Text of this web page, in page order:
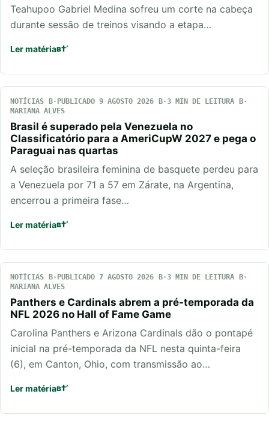
Teahupoo Gabriel Medina sofreu um corte na cabeça
durante sessão de treinos visando a etapa…
Ler matéria
NOTÍCIAS PUBLICADO 9 AGOSTO 2026
3 MIN DE LEITURA
MARIANA ALVES
Brasil é superado pela Venezuela no
Classificatório para a AmeriCupW 2027 e pega o
Paraguai nas quartas
A seleção brasileira feminina de basquete perdeu para
a Venezuela por 71 a 57 em Zárate, na Argentina,
encerrou a primeira fase…
Ler matéria
NOTÍCIAS PUBLICADO 7 AGOSTO 2026
3 MIN DE LEITURA
MARIANA ALVES
Panthers e Cardinals abrem a pré-temporada da
NFL 2026 no Hall of Fame Game
Carolina Panthers e Arizona Cardinals dão o pontapé
inicial na pré-temporada da NFL nesta quinta-feira
(6), em Canton, Ohio, com transmissão ao…
Ler matéria